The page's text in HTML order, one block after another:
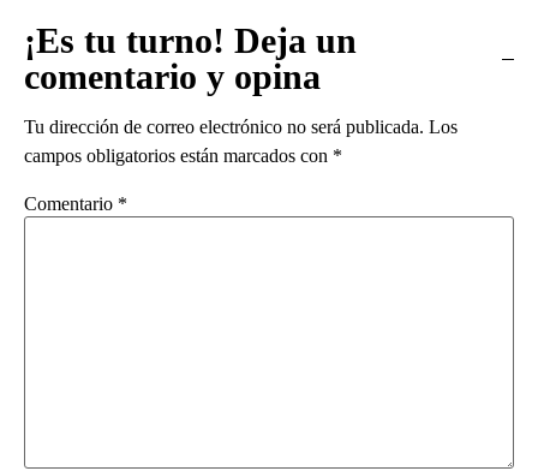
¡Es tu turno! Deja un
comentario y opina
Tu dirección de correo electrónico no será publicada. Los
campos obligatorios están marcados con *
Comentario *